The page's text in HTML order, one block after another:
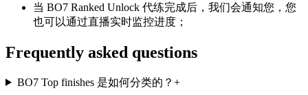
当 BO7 Ranked Unlock 代练完成后，我们会通知您，您
也可以通过直播实时监控进度；
Frequently asked questions
BO7 Top finishes 是如何分类的？ +